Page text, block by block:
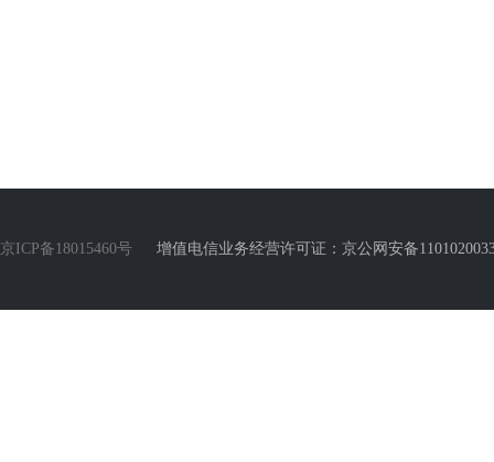
京ICP备18015460号 增值电信业务经营许可证：京公网安备